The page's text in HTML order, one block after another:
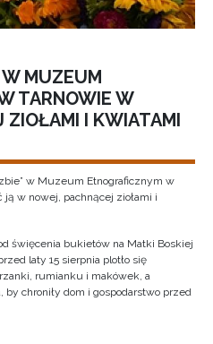
MUZEUM
TARNOWIE W
ZIOŁAMI I KWIATAMI
w Muzeum Etnograficznym w
w nowej, pachnącej ziołami i
święcenia bukietów na Matki Boskiej
laty 15 sierpnia plotło się
rumianku i makówek, a
by chroniły dom i gospodarstwo przed